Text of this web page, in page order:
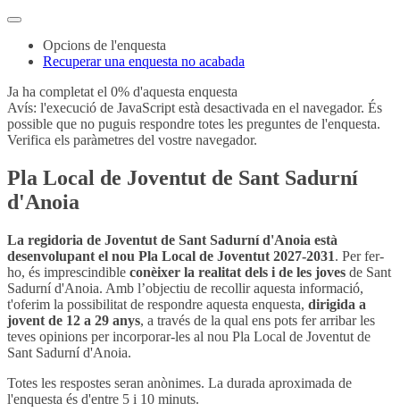
Opcions de l'enquesta
Recuperar una enquesta no acabada
Ja ha completat el 0% d'aquesta enquesta
Avís: l'execució de JavaScript està desactivada en el navegador. És
possible que no puguis respondre totes les preguntes de l'enquesta.
Verifica els paràmetres del vostre navegador.
Pla Local de Joventut de Sant Sadurní
d'Anoia
La regidoria de Joventut de Sant Sadurní d'Anoia està
desenvolupant el nou Pla Local de Joventut 2027-2031. Per fer-
ho, és imprescindible conèixer la realitat dels i de les joves de Sant
Sadurní d'Anoia. Amb l’objectiu de recollir aquesta informació,
t'oferim la possibilitat de respondre aquesta enquesta, dirigida a
jovent de 12 a 29 anys, a través de la qual ens pots fer arribar les
teves opinions per incorporar-les al nou Pla Local de Joventut de
Sant Sadurní d'Anoia.
Totes les respostes seran anònimes. La durada aproximada de
l'enquesta és d'entre 5 i 10 minuts.